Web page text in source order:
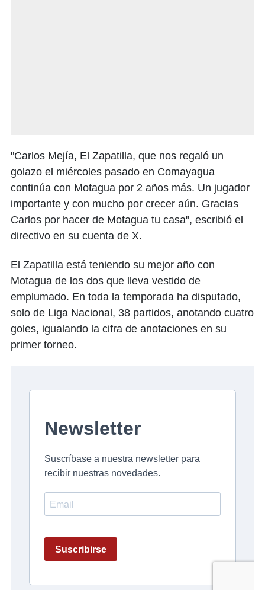
"Carlos Mejía, El Zapatilla, que nos regaló un
golazo el miércoles pasado en Comayagua
continúa con Motagua por 2 años más. Un jugador
importante y con mucho por crecer aún. Gracias
Carlos por hacer de Motagua tu casa", escribió el
directivo en su cuenta de X.
El Zapatilla está teniendo su mejor año con
Motagua de los dos que lleva vestido de
emplumado. En toda la temporada ha disputado,
solo de Liga Nacional, 38 partidos, anotando cuatro
goles, igualando la cifra de anotaciones en su
primer torneo.